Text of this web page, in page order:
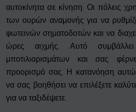
αυτοκίνητα σε κίνηση. Οι πόλεις
των ουρών αναμονής για να
φωτεινών σηματοδοτών και να
ώρες αιχμής. Αυτό
μποτιλιαρισμάτων και σας
προορισμό σας. Η κατανόηση
να σας βοηθήσει να επιλέξετε
για να ταξιδέψετε.